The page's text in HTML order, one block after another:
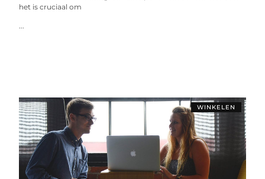
het is cruciaal om
...
WINKELEN